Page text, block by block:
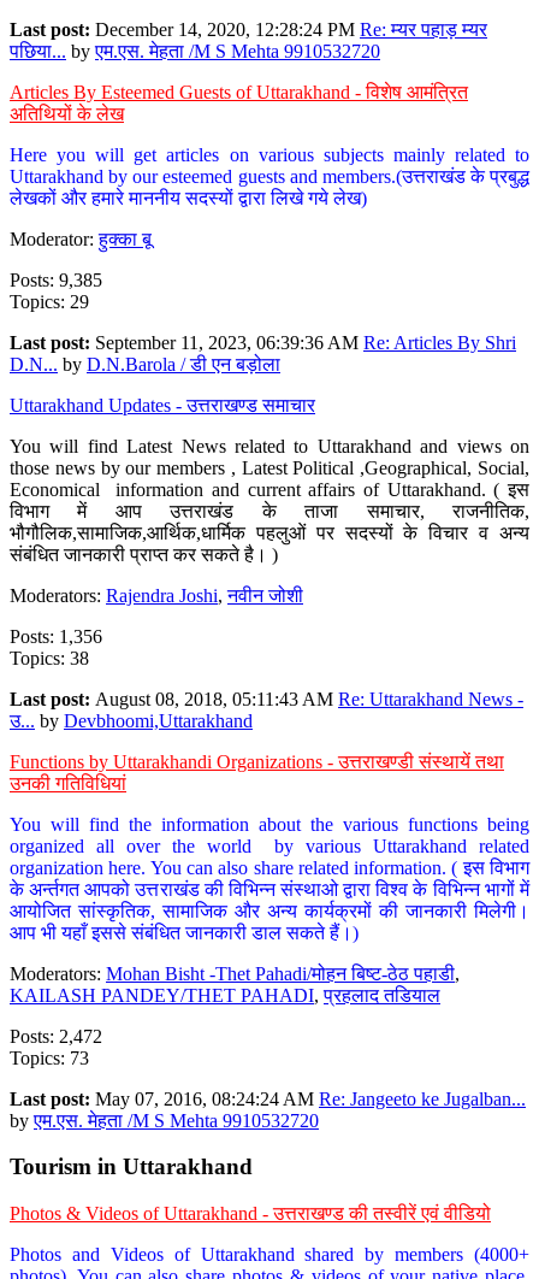
Last post: December 14, 2020, 12:28:24 PM Re: म्यर पहाड़ म्यर
पछिया... byएम.एस. मेहता /M S Mehta 9910532720
Articles By Esteemed Guests of Uttarakhand - विशेष आमंत्रित
अतिथियों के लेख
Here you will get articles on various subjects mainly related to
Uttarakhand by our esteemed guests and members.(उत्तराखंड के प्रबुद्ध
लेखकों और हमारे माननीय सदस्यों द्वारा लिखे गये लेख)
Moderator:हुक्का बू
Posts: 9,385
Topics: 29
Last post: September 11, 2023, 06:39:36 AM Re: Articles By Shri
D.N... by D.N.Barola / डी एन बड़ोला
Uttarakhand Updates - उत्तराखण्ड समाचार
You will find Latest News related to Uttarakhand and views on
those news by our members , Latest Political ,Geographical, Social,
Economical information and current affairs of Uttarakhand. ( इस
विभाग में आप उत्तराखंड के ताजा समाचार, राजनीतिक,
भौगौलिक,सामाजिक,आर्थिक,धार्मिक पहलुओं पर सदस्यों के विचार व अन्य
संबंधित जानकारी प्राप्त कर सकते है। )
Moderators: Rajendra Joshi,नवीन जोशी
Posts: 1,356
Topics: 38
Last post: August 08, 2018, 05:11:43 AM Re: Uttarakhand News -
उ... by Devbhoomi,Uttarakhand
Functions by Uttarakhandi Organizations - उत्तराखण्डी संस्थायें तथा
उनकी गतिविधियां
You will find the information about the various functions being
organized all over the world by various Uttarakhand related
organization here. You can also share related information. ( इस विभाग
के अर्न्तगत आपको उत्तराखंड की विभिन्न संस्थाओ द्वारा विश्व के विभिन्न भागों में
आयोजित सांस्कृतिक, सामाजिक और अन्य कार्यक्रमों की जानकारी मिलेगी।
आप भी यहाँ इससे संबंधित जानकारी डाल सकते हैं।)
Moderators: Mohan Bisht -Thet Pahadi/मोहन बिष्ट-ठेठ पहाडी,
KAILASH PANDEY/THET PAHADI,प्रहलाद तडियाल
Posts: 2,472
Topics: 73
Last post: May 07, 2016, 08:24:24 AM Re: Jangeeto ke Jugalban...
byएम.एस. मेहता /M S Mehta 9910532720
Tourism in Uttarakhand
Photos & Videos of Uttarakhand - उत्तराखण्ड की तस्वीरें एवं वीडियो
Photos and Videos of Uttarakhand shared by members (4000+